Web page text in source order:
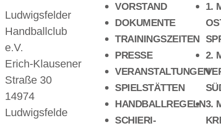
Ludwigsfelder
Handballclub
e.V.
Erich-Klausener
Straße 30
14974
Ludwigsfelde
VORSTAND
DOKUMENTE
TRAININGSZEITEN
PRESSE
VERANSTALTUNGEN
SPIELSTÄTTEN
HANDBALLREGELN
SCHIERI-
1.
2.
3.